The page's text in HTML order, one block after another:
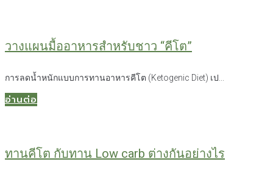
วางแผนมื้ออาหารสำหรับชาว “คีโต”
การลดน้ำหนักแบบการทานอาหารคีโต (Ketogenic Diet) เป...
อ่านต่อ
ทานคีโต กับทาน Low carb ต่างกันอย่างไร